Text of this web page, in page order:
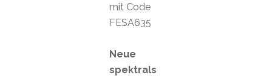
mit Code
FESA635
Neue
spektrals